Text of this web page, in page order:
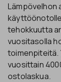
Lämpövelhon
tehokkuutta
vuositasolla
toimenpiteitä.
vuosittain
ostolaskua.